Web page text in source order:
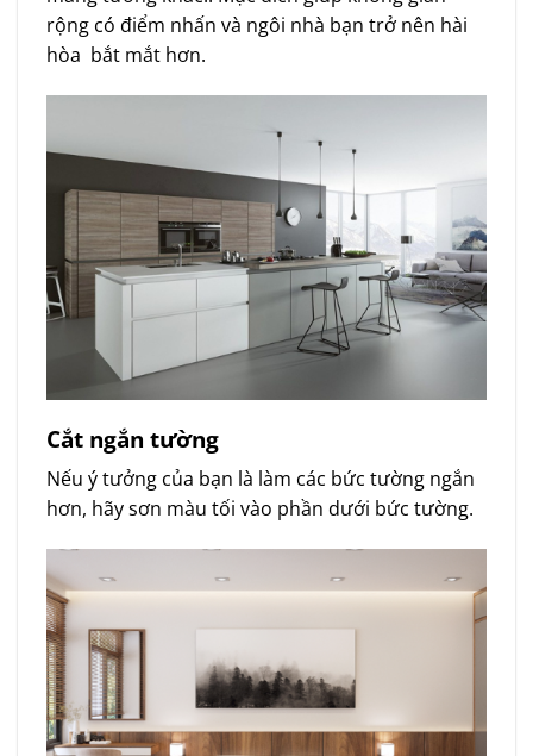
rộng có điểm nhấn và ngôi nhà bạn trở nên hài
hòa bắt mắt hơn.
Cắt ngắn tường
Nếu ý tưởng của bạn là làm các bức tường ngắn
hơn, hãy sơn màu tối vào phần dưới bức tường.